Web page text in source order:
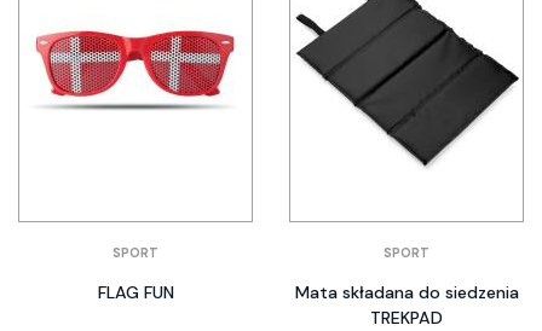
SPORT
FLAG FUN
SPORT
Mata składana do siedzenia
TREKPAD